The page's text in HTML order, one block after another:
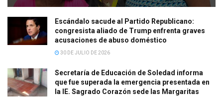
Escándalo sacude al Partido Republicano:
congresista aliado de Trump enfrenta graves
acusaciones de abuso doméstico
30 DE JULIO DE 2026
Secretaría de Educación de Soledad informa
que fue superada la emergencia presentada en
la IE. Sagrado Corazón sede las Margaritas